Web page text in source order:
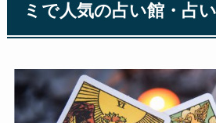
ミで人気の占い館・占